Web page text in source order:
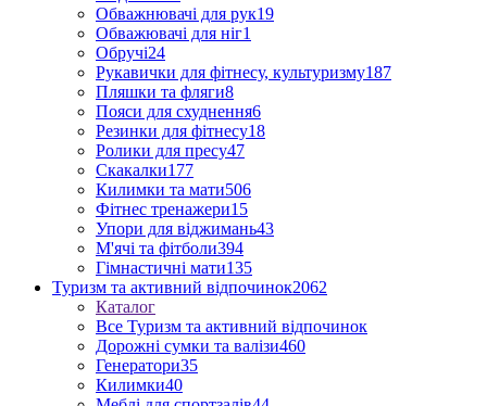
Обважнювачі для рук19
Обважювачі для ніг1
Обручі24
Рукавички для фітнесу, культуризму187
Пляшки та фляги8
Пояси для схуднення6
Резинки для фітнесу18
Ролики для пресу47
Скакалки177
Килимки та мати506
Фітнес тренажери15
Упори для віджимань43
М'ячі та фітболи394
Гімнастичні мати135
Туризм та активний відпочинок2062
Каталог
Все Туризм та активний відпочинок
Дорожні сумки та валізи460
Генератори35
Килимки40